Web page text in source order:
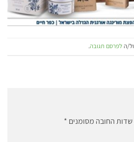
לפרסם תגובה.
שדות החובה מסומנים *